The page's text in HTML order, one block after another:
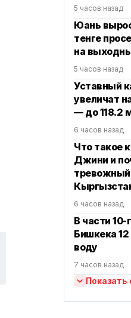
5 часов назад
Юань
тенге
на
5 часов назад
Уставный
увеличат
— до 118.2
6 часов назад
Что такое
Джини и
тревожный
6 часов назад
В части
Бишкека
воду
7 часов назад
Показать